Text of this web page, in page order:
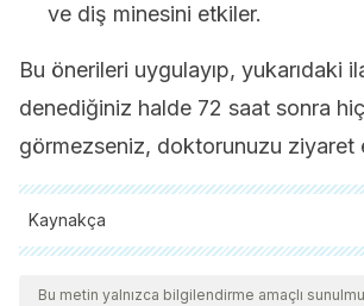
ve diş minesini etkiler.
Bu önerileri uygulayıp, yukarıdaki
denediğiniz halde 72 saat sonra
görmezseniz, doktorunuzu ziyaret
Kaynakça
Tüm alıntı yapılan kaynaklar, kalitelerini,
güncelliklerini ve geçerliliklerini sağlamak
Bu metin yalnızca bilgilendirme amaçlı